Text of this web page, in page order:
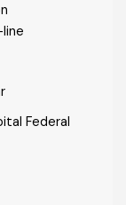
Federal